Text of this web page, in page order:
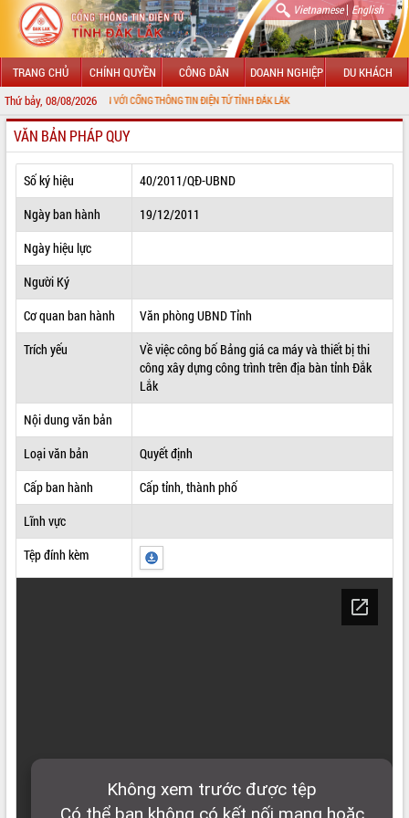
Vietnamese| English
TRANG CHỦ CHÍNH QUYỀN CÔNG DÂN DOANH NGHIỆP DU KHÁCH
Thứ bảy, 08/08/2026
MỪNG ĐẾN VỚI CỔNG THÔNG TIN ĐIỆN TỬ TỈNH ĐẮK LẮK
GIỚI THIỆU
LÃNH ĐẠO UBND TỈNH
TIN TỨC SỰ KIỆN
SỞ, BAN, NGÀNH
UBND CÁC XÃ, PHƯỜNG
THÔNG TIN CHỈ ĐẠO ĐIỀU HÀNH
HỆ THỐNG VĂN BẢN
ĐIỂM TIN VĂN BẢN
QUY HOẠCH - KẾ HOẠCH
VĂN BẢN PHÁP QUY
Số ký hiệu
40/2011/QĐ-UBND
Ngày ban hành
19/12/2011
Ngày hiệu lực
Người Ký
Cơ quan ban hành
Văn phòng UBND Tỉnh
Trích yếu
Về việc công bố Bảng giá ca máy và thiết bị thi
công xây dựng công trình trên địa bàn tỉnh Đắk
Lắk
Nội dung văn bản
Loại văn bản
Quyết định
Cấp ban hành
Cấp tỉnh, thành phố
Lĩnh vực
Tệp đính kèm